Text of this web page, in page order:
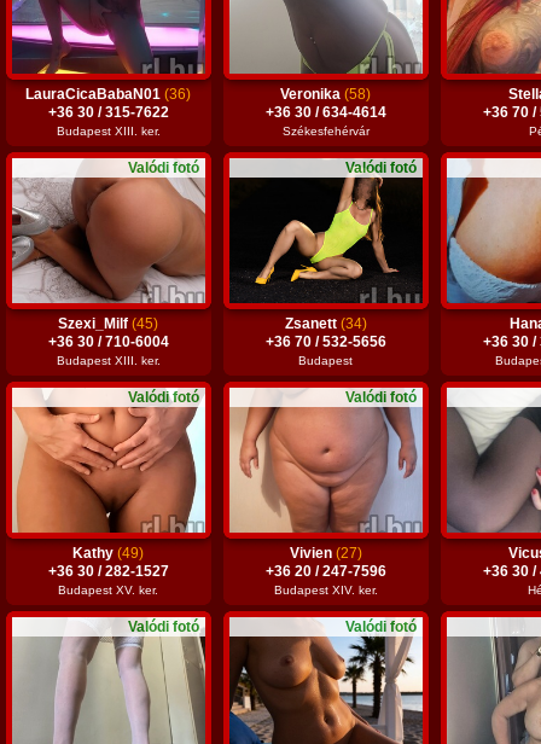
LauraCicaBabaN01(36)
+36 30 / 315-7622
Budapest XIII. ker.
Veronika(58)
+36 30 / 634-4614
Székesfehérvár
+36 70 /
Valódi fotó
Szexi_Milf(45)
+36 30 / 710-6004
Budapest XIII. ker.
Valódi fotó
Zsanett (34)
+36 70 / 532-5656
Budapest
+36 30 /
Valódi fotó
Kathy(49)
+36 30 / 282-1527
Budapest XV. ker.
Valódi fotó
Vivien (27)
+36 20 / 247-7596
Budapest XIV. ker.
+36 30 /
Valódi fotó Valódi fotó